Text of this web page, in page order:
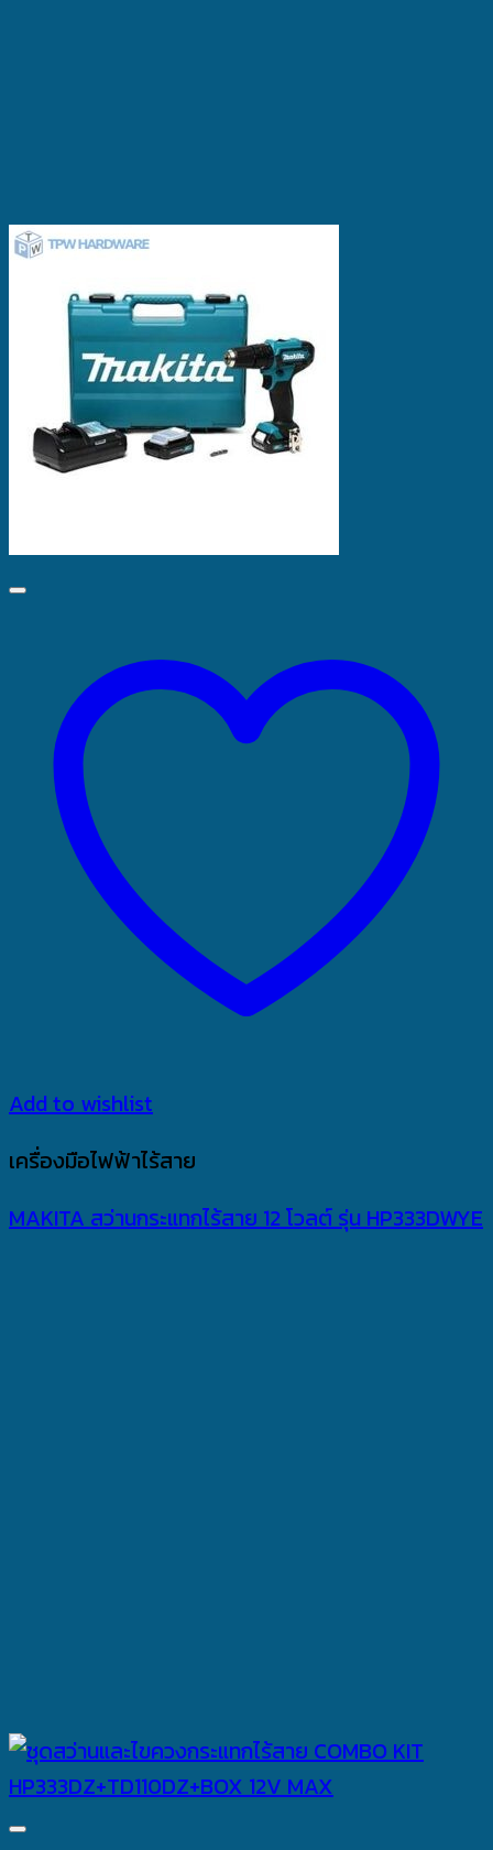
Add to wishlist
เครื่องมือไฟฟ้าไร้สาย
MAKITA สว่านกระแทกไร้สาย 12 โวลต์ รุ่น HP333DWYE